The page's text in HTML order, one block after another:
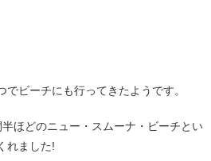
ビーチにも行ってきたようです。
ほどのニュー・スムーナ・ビーチとい
れました!